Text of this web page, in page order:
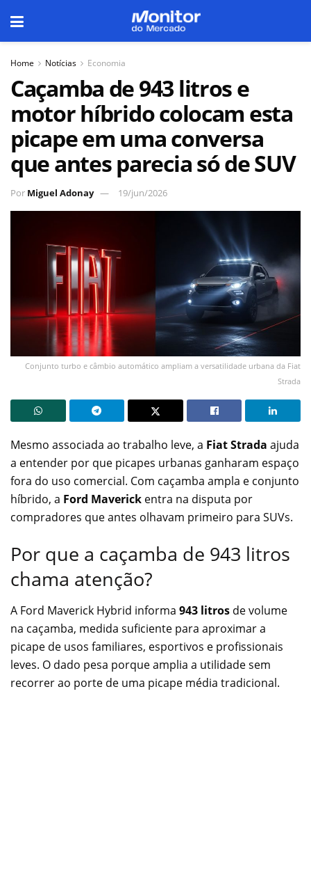
Home Notícias Economia
Caçamba de 943 litros e
motor híbrido colocam esta
picape em uma conversa
que antes parecia só de SUV
Por Miguel Adonay 19/jun/2026
Conjunto turbo e câmbio automático ampliam a versatilidade urbana da Fiat
Strada
Mesmo associada ao trabalho leve, a Fiat Strada ajuda
a entender por que picapes urbanas ganharam espaço
fora do uso comercial. Com caçamba ampla e conjunto
híbrido, a Ford Maverick entra na disputa por
compradores que antes olhavam primeiro para SUVs.
Por que a caçamba de 943 litros
chama atenção?
A Ford Maverick Hybrid informa 943 litros de volume
na caçamba, medida suficiente para aproximar a
picape de usos familiares, esportivos e profissionais
leves. O dado pesa porque amplia a utilidade sem
recorrer ao porte de uma picape média tradicional.